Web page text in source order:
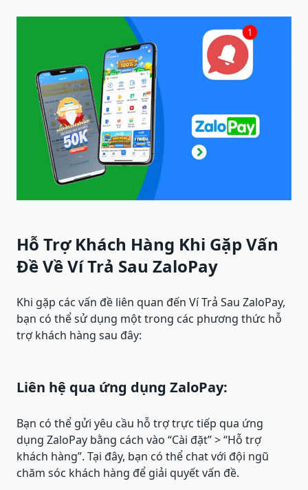
Hỗ Trợ Khách Hàng Khi Gặp Vấn
Đề Về Ví Trả Sau ZaloPay
Khi gặp các vấn đề liên quan đến Ví Trả Sau ZaloPay,
bạn có thể sử dụng một trong các phương thức hỗ
trợ khách hàng sau đây:
Liên hệ qua ứng dụng ZaloPay:
Bạn có thể gửi yêu cầu hỗ trợ trực tiếp qua ứng
dụng ZaloPay bằng cách vào “Cài đặt” > “Hỗ trợ
khách hàng”. Tại đây, bạn có thể chat với đội ngũ
chăm sóc khách hàng để giải quyết vấn đề.